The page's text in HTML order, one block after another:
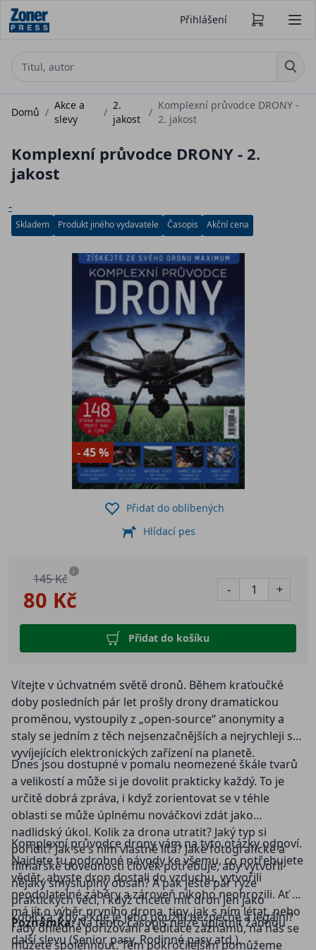
Přihlášení
Domů /
Akce a
slevy
/
2.
jakost
/
Komplexní průvodce DRONY -
2. jakost
Komplexní průvodce DRONY - 2.
jakost
-
Skladem Produkt jiného vydavatele Časopis Akční cena
- 45 %
80 Kč
145 Kč i
- +
Přidat do košíku
Přidat do oblíbených
Hlídací pes
Vítejte v úchvatném světě dronů. Během kraťoučké
doby posledních pár let prošly drony dramatickou
proměnou, vystoupily z „open-source“ anonymity a
staly se jedním z těch nejsenzačnějších a nejrychleji se
vyvíjejících elektronických zařízení na planetě.
Dnes jsou dostupné v pomalu neomezené škále tvarů
a velikostí a může si je dovolit prakticky každý. To je
určitě dobrá zpráva, i když zorientovat se v téhle
oblasti se může úplnému nováčkovi zdát jako
nadlidský úkol. Kolik za drona utratit? Jaký typ si
pořídit? Jak se s ním vlastně lítá? Jaké fotografické a
filmařské dovednosti člověk potřebuje, aby vytvořil
nějaký smysluplný obsah? A pak ještě pár ryze
praktických věcí, i když chcete mít dron jen jako
koníčka: kdy a kde je jeho použití bezpečné a legální?
Komplexní průvodce drony vám na tyto otázky odpoví.
Najdete tu podrobné návody ke všemu, co potřebujete
vědět, abyste dron dostali do vzduchu, vytvořili
neodolatelné záběry a zároveň nikoho neohrozili. Ať už
má jít o výběr prvního drona, tipy, jak s ním létat, nebo
rady ohledně pořizování a editace záznamů, na nás se
můžete spolehnout. Těm pokročilejším pomůžeme
Poznámka:Na tento časopis nelze uplatnit žádnou
další slevu (Senior pasy, Rodinné pasy atd.).